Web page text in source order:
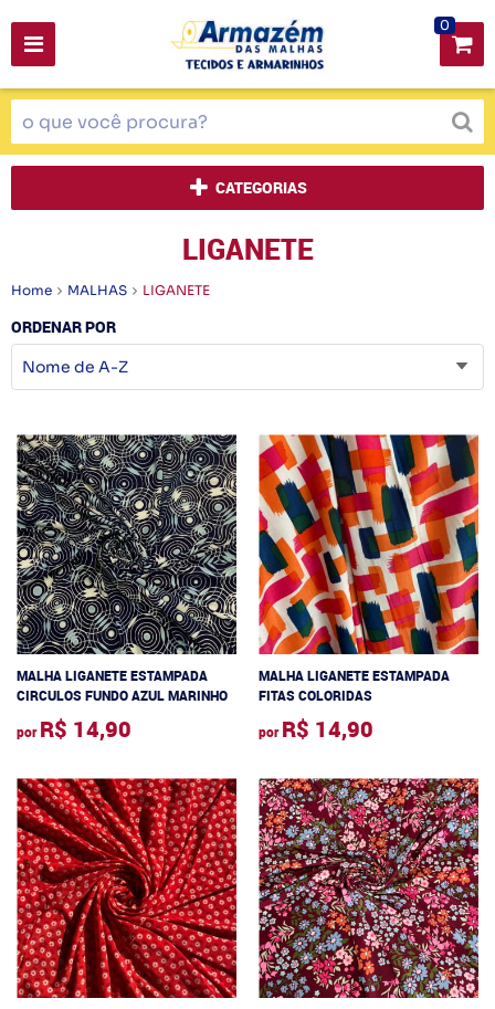
0
CATEGORIAS
LIGANETE
Home MALHAS LIGANETE
ORDENAR POR
Nome de A-Z
MALHA LIGANETE ESTAMPADA
CIRCULOS FUNDO AZUL MARINHO
por R$ 14,90
MALHA LIGANETE ESTAMPADA
FITAS COLORIDAS
por R$ 14,90